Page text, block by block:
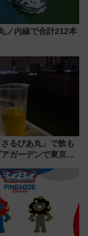
ノ内線で合計212本
るびあ丸」で飲も
ガーデンで東京湾
送生ビールや島グ